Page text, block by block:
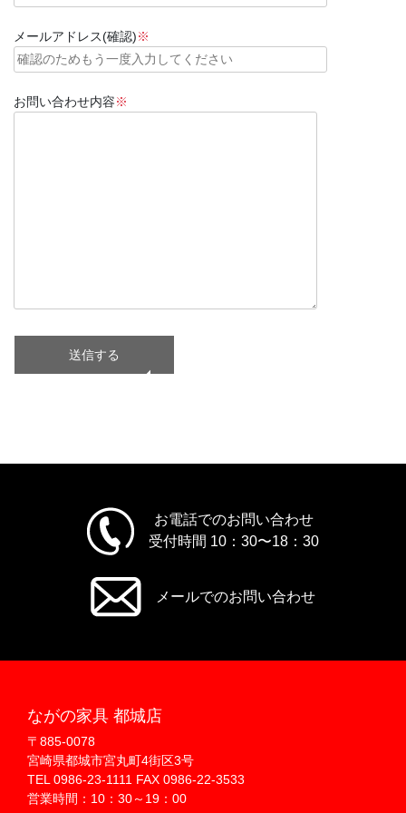
メールアドレス(確認)※
お問い合わせ内容※
お電話でのお問い合わせ
受付時間 10：30〜18：30
メールでのお問い合わせ
ながの家具 都城店
〒885-0078
宮崎県都城市宮丸町4街区3号
TEL 0986-23-1111 FAX 0986-22-3533
営業時間：10：30～19：00